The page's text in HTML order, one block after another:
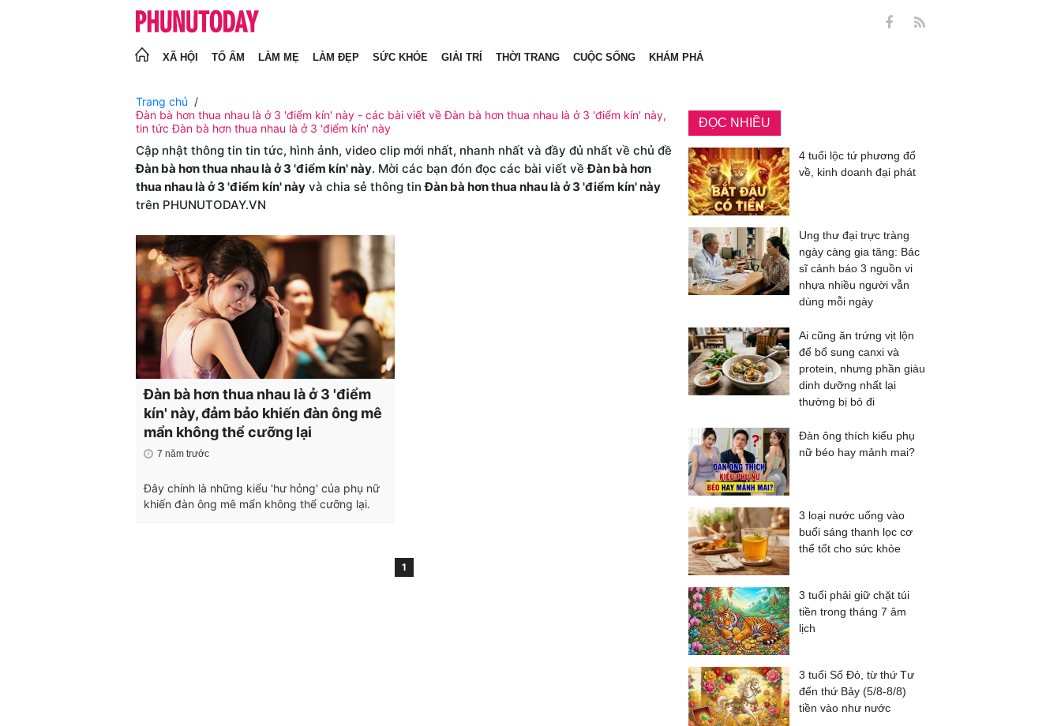
XÃ HỘI TỔ ẤM LÀM MẸ LÀM ĐẸP SỨC KHỎE GIẢI TRÍ THỜI TRANG CUỘC SỐNG KHÁM PHÁ
Trang chủ
Đàn bà hơn thua nhau là ở 3 'điểm kín' này - các bài viết về Đàn bà hơn thua nhau là ở 3 'điểm kín' này,
tin tức Đàn bà hơn thua nhau là ở 3 'điểm kín' này
Cập nhật thông tin tin tức, hình ảnh, video clip mới nhất, nhanh nhất và đầy đủ nhất về chủ đề
Đàn bà hơn thua nhau là ở 3 'điểm kín' này. Mời các bạn đón đọc các bài viết vềĐàn bà hơn
thua nhau là ở 3 'điểm kín' này và chia sẻ thông tinĐàn bà hơn thua nhau là ở 3 'điểm kín' này
trên PHUNUTODAY.VN
Đàn bà hơn thua nhau là ở 3 'điểm
kín' này, đảm bảo khiến đàn ông mê
mẩn không thể cưỡng lại
7 năm trước
Đây chính là những kiểu 'hư hỏng' của phụ nữ
khiến đàn ông mê mẩn không thể cưỡng lại.
1
ĐỌC NHIỀU
4 tuổi lộc tứ phương đổ
về, kinh doanh đại phát
Ung thư đại trực tràng
ngày càng gia tăng: Bác
sĩ cảnh báo 3 nguồn vi
nhựa nhiều người vẫn
dùng mỗi ngày
Ai cũng ăn trứng vịt lộn
để bổ sung canxi và
protein, nhưng phần giàu
dinh dưỡng nhất lại
thường bị bỏ đi
Đàn ông thích kiểu phụ
nữ béo hay mảnh mai?
3 loại nước uống vào
buổi sáng thanh lọc cơ
thể tốt cho sức khỏe
3 tuổi phải giữ chặt túi
tiền trong tháng 7 âm
lịch
3 tuổi Số Đỏ, từ thứ Tư
đến thứ Bảy (5/8-8/8)
tiền vào như nước